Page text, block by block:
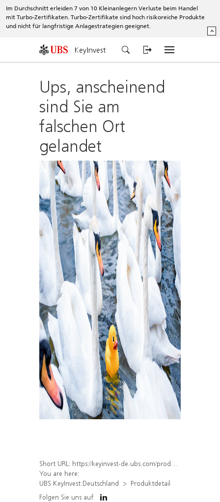
Im Durchschnitt erleiden 7 von 10 Kleinanlegern Verluste beim Handel
mit Turbo-Zertifikaten. Turbo-Zertifikate sind hoch risikoreiche Produkte
und nicht für langfristige Anlagestrategien geeignet.
^
KeyInvest
Ups, anscheinend
sind Sie am
falschen Ort
gelandet
Short URL: https://keyinvest-de.ubs.com/produkt/detail/index/isin/DE000WA5RXZ3
You are here:
UBS KeyInvest Deutschland
Produktdetail
Folgen Sie uns auf